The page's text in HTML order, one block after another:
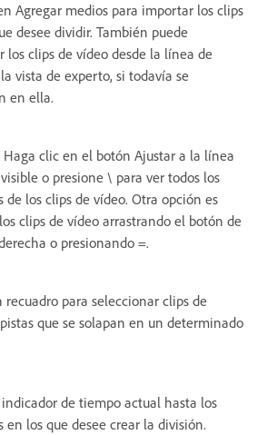
Agregar medios para importar los clips
desee dividir. También puede
los clips de vídeo desde la línea de
vista de experto, si todavía se
en ella.
clic en el botón Ajustar a la línea
o presione \ para ver todos los
de los clips de vídeo. Otra opción es
clips de vídeo arrastrando el botón de
o presionando =.
recuadro para seleccionar clips de
que se solapan en un determinado
de tiempo actual hasta los
en los que desee crear la división.